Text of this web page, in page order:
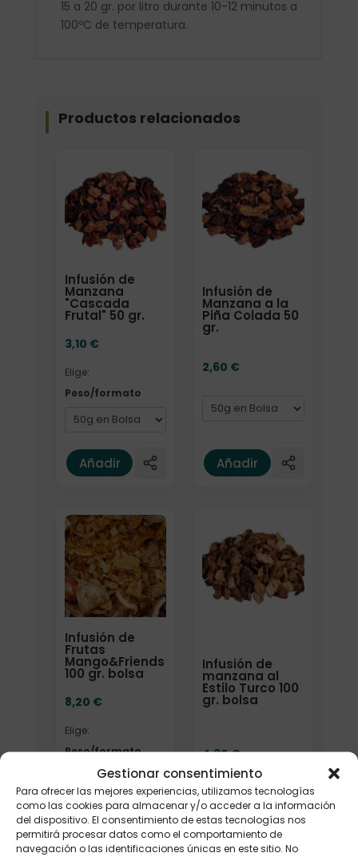
Gestionar consentimiento
Para ofrecer las mejores experiencias, utilizamos tecnologías
como las cookies para almacenar y/o acceder a la información
del dispositivo. El consentimiento de estas tecnologías nos
permitirá procesar datos como el comportamiento de
navegación o las identificaciones únicas en este sitio. No
15 a 20 gr. por litro durante 10-12 minutos a
100ºC de temperatura.
Productos relacionados
Infusión de
Manzana
"Cascada
Frutal" 50 gr.
3,10 €
Elige:
Peso/formato
Añadir
Infusión de
Manzana a la
Piña Colada 50
gr.
2,60 €
Añadir
Infusión de
Frutas
Mango&Friends
100 gr. bolsa
8,20 €
Elige:
Peso/formato
Elige: Peso/formato
Añadir
Infusión de
manzana al
Estilo Turco 100
gr. bolsa
4,30€
Añadir